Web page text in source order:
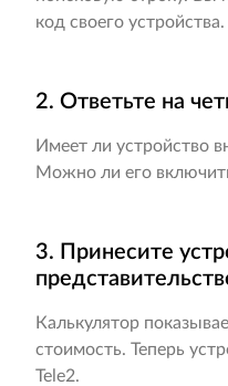
код своего устройства.
2. Ответьте на
Имеет ли устройство
Можно ли его
3. Принесите
Калькулятор
стоимость. Теперь
Tele2.